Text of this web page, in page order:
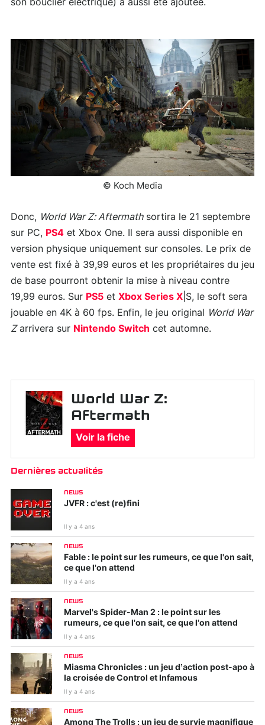
son bouclier électrique) a aussi été ajoutée.
© Koch Media
Donc, World War Z: Aftermathsortira le 21 septembre
sur PC, PS4 et Xbox One. Il sera aussi disponible en
version physique uniquement sur consoles. Le prix de
vente est fixé à 39,99 euros et les propriétaires du jeu
de base pourront obtenir la mise à niveau contre
19,99 euros. Sur PS5 et Xbox Series X |S, le soft sera
jouable en 4K à 60 fps. Enfin, le jeu original
World War
Zarrivera sur Nintendo Switch cet automne.
World War Z:
Aftermath
Voir la fiche
Dernières actualités
NEWS
JVFR : c'est (re)fini
Il y a 4 ans
NEWS
Fable : le point sur les rumeurs, ce que l'on sait,
ce que l'on attend
Il y a 4 ans
NEWS
Marvel's Spider-Man 2 : le point sur les
rumeurs, ce que l'on sait, ce que l'on attend
Il y a 4 ans
NEWS
Miasma Chronicles : un jeu d’action post-apo à
la croisée de Control et Infamous
Il y a 4 ans
NEWS
Among The Trolls : un jeu de survie magnifique